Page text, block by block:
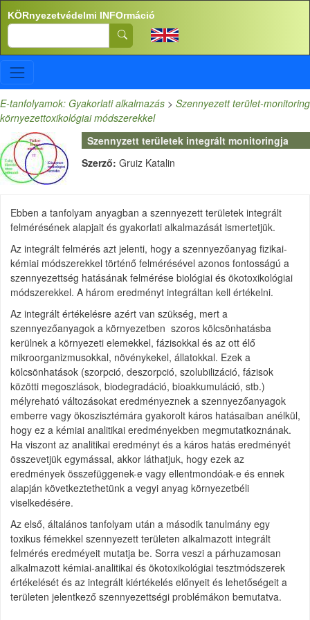
Ugrás a tartalomra
KÖRnyezetvédelmi INFOrmáció
Search
E-tanfolyamok: Gyakorlati alkalmazás > Szennyezett terület-monitoring
környezettoxikológiai módszerekkel
Szennyzett területek integrált monitoringja
Szerző: Gruiz Katalin
Ebben a tanfolyam anyagban a szennyezett területek integrált
felmérésének alapjait és gyakorlati alkalmazását ismertetjük.
Az integrált felmérés azt jelenti, hogy a szennyezőanyag fizikai-
kémiai módszerekkel történő felmérésével azonos fontosságú a
szennyezettség hatásának felmérése biológiai és ökotoxikológiai
módszerekkel. A három eredményt integráltan kell értékelni.
Az integrált értékelésre azért van szükség, mert a
szennyezőanyagok a környezetben szoros kölcsönhatásba
kerülnek a környezeti elemekkel, fázisokkal és az ott élő
mikroorganizmusokkal, növénykekel, állatokkal. Ezek a
kölcsönhatások (szorpció, deszorpció, szolubilizáció, fázisok
közötti megoszlások, biodegradáció, bioakkumuláció, stb.)
mélyreható változásokat eredményeznek a szennyezőanyagok
emberre vagy ökoszisztémára gyakorolt káros hatásaiban anélkül,
hogy ez a kémiai analitikai eredményekben megmutatkoznának.
Ha viszont az analitikai eredményt és a káros hatás eredményét
összevetjük egymással, akkor láthatjuk, hogy ezek az
eredmények összefüggenek-e vagy ellentmondóak-e és ennek
alapján következtethetünk a vegyi anyag környezetbéli
viselkedésére.
Az első, általános tanfolyam után a második tanulmány egy
toxikus fémekkel szennyezett területen alkalmazott integrált
felmérés eredméyeit mutatja be. Sorra veszi a párhuzamosan
alkalmazott kémiai-analitikai és ökotoxikológiai tesztmódszerek
értékelését és az integrált kiértékelés előnyeit és lehetőségeit a
területen jelentkező szennyezettségi problémákon bemutatva.